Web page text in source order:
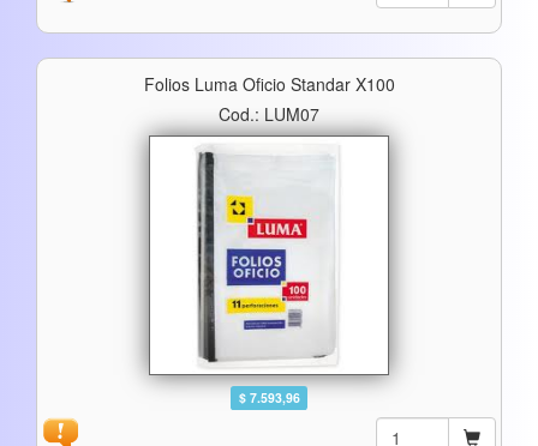
Folios Luma Oficio Standar X100
Cod.: LUM07
$ 7.593,96